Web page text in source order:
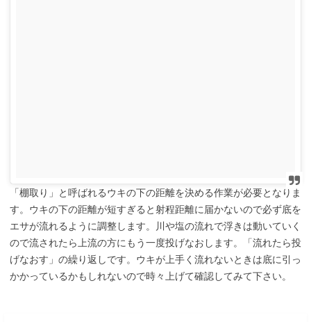
「棚取り」と呼ばれるウキの下の距離を決める作業が必要となりま
す。ウキの下の距離が短すぎると射程距離に届かないので必ず底を
エサが流れるように調整します。川や塩の流れで浮きは動いていく
ので流されたら上流の方にもう一度投げなおします。「流れたら投
げなおす」の繰り返しです。ウキが上手く流れないときは底に引っ
かかっているかもしれないので時々上げて確認してみて下さい。